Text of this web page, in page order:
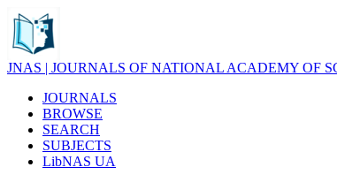
JNAS | JOURNALS OF NATIONAL ACADEMY OF
JOURNALS
BROWSE
SEARCH
SUBJECTS
LibNAS UA